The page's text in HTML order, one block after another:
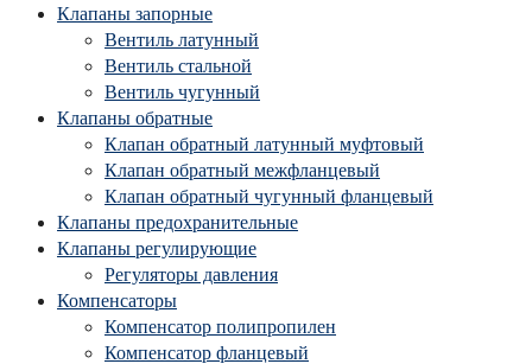
Клапаны запорные
Вентиль латунный
Вентиль стальной
Вентиль чугунный
Клапаны обратные
Клапан обратный латунный муфтовый
Клапан обратный межфланцевый
Клапан обратный чугунный фланцевый
Клапаны предохранительные
Клапаны регулирующие
Регуляторы давления
Компенсаторы
Компенсатор полипропилен
Компенсатор фланцевый